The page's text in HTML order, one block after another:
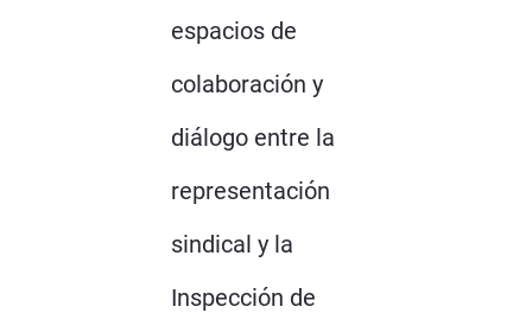
espacios de
colaboración y
diálogo entre la
representación
sindical y la
Inspección de